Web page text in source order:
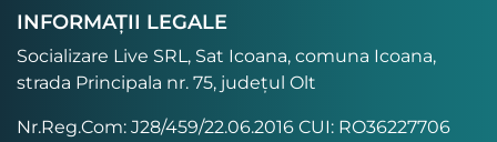
INFORMAȚII LEGALE
Socializare Live SRL, Sat Icoana, comuna Icoana,
strada Principala nr. 75, județul Olt
Nr.Reg.Com: J28/459/22.06.2016 CUI: RO36227706